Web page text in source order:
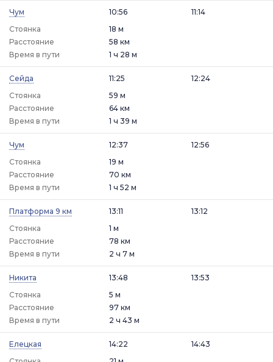
Чум
10:56
Стоянка
18 м
11:14
Расстояние
58 км
Время в пути
1 ч 28 м
Сейда
11:25
Стоянка
59 м
12:24
Расстояние
64 км
Время в пути
1 ч 39 м
Чум
12:37
Стоянка
19 м
12:56
Расстояние
70 км
Время в пути
1 ч 52 м
Платформа 9 км
13:11
Стоянка
1 м
13:12
Расстояние
78 км
Время в пути
2 ч 7 м
Никита
13:48
Стоянка
5 м
13:53
Расстояние
97 км
Время в пути
2 ч 43 м
Елецкая
14:22
14:43